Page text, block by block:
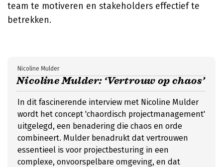
team te motiveren en stakeholders effectief te
betrekken.
Nicoline Mulder: ‘Vertrouw op chaos’
Nicoline Mulder
In dit fascinerende interview met Nicoline Mulder
wordt het concept 'chaordisch projectmanagement'
uitgelegd, een benadering die chaos en orde
combineert. Mulder benadrukt dat vertrouwen
essentieel is voor projectbesturing in een
complexe, onvoorspelbare omgeving, en dat